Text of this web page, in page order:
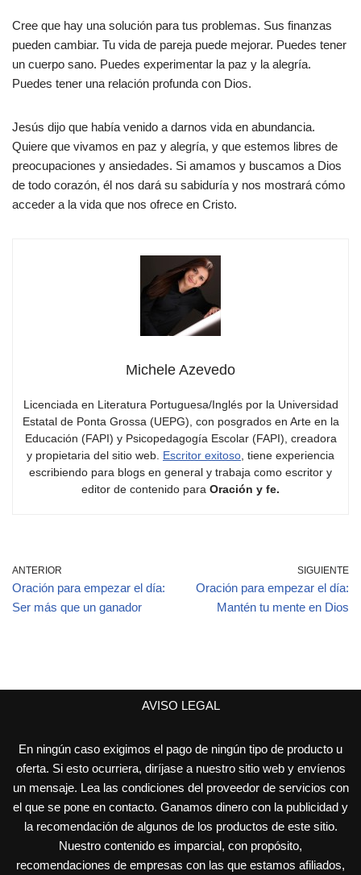
Cree que hay una solución para tus problemas. Sus finanzas
pueden cambiar. Tu vida de pareja puede mejorar. Puedes tener
un cuerpo sano. Puedes experimentar la paz y la alegría.
Puedes tener una relación profunda con Dios.
Jesús dijo que había venido a darnos vida en abundancia.
Quiere que vivamos en paz y alegría, y que estemos libres de
preocupaciones y ansiedades. Si amamos y buscamos a Dios
de todo corazón, él nos dará su sabiduría y nos mostrará cómo
acceder a la vida que nos ofrece en Cristo.
Michele Azevedo
Licenciada en Literatura Portuguesa/Inglés por la Universidad
Estatal de Ponta Grossa (UEPG), con posgrados en Arte en la
Educación (FAPI) y Psicopedagogía Escolar (FAPI), creadora
y propietaria del sitio web. Escritor exitoso , tiene experiencia
escribiendo para blogs en general y trabaja como escritor y
editor de contenido para Oración y fe.
ANTERIOR
Oración para empezar el día:
Ser más que un ganador
SIGUIENTE
Oración para empezar el día:
Mantén tu mente en Dios
AVISO LEGAL
En ningún caso exigimos el pago de ningún tipo de producto u
oferta. Si esto ocurriera, diríjase a nuestro sitio web y envíenos
un mensaje. Lea las condiciones del proveedor de servicios con
el que se pone en contacto. Ganamos dinero con la publicidad y
la recomendación de algunos de los productos de este sitio.
Nuestro contenido es imparcial, con propósito,
recomendaciones de empresas con las que estamos afiliados,